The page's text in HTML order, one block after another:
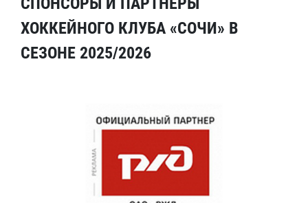
ХОККЕЙНОГО КЛУБА «СОЧИ» В
СЕЗОНЕ 2025/2026